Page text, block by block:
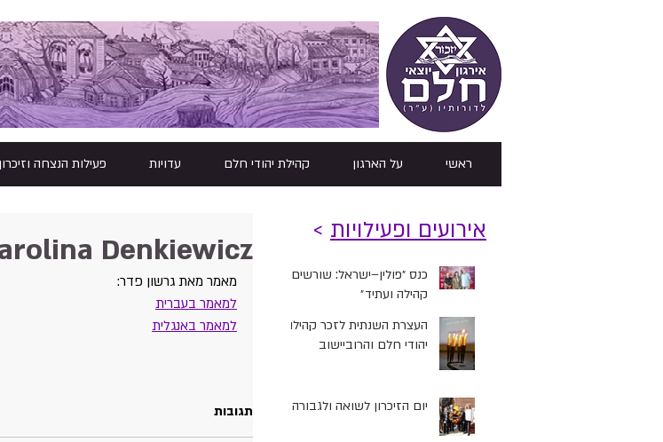
ראשי על הארגון קהילת יהודי חלם עדויות פעילות הנצחה וזיכרון
Denkiewicz
מאמר מאת גרשון פדר:
למאמר בעברית
למאמר באנגלית
תגובות
אירועים ופעילויות >
כנס ״פולין–ישראל: שורשים,
קהילה ועתיד״
העצרת השנתית לזכר קהילות
יהודי חלם והרוביישוב
יום הזיכרון לשואה ולגבורה